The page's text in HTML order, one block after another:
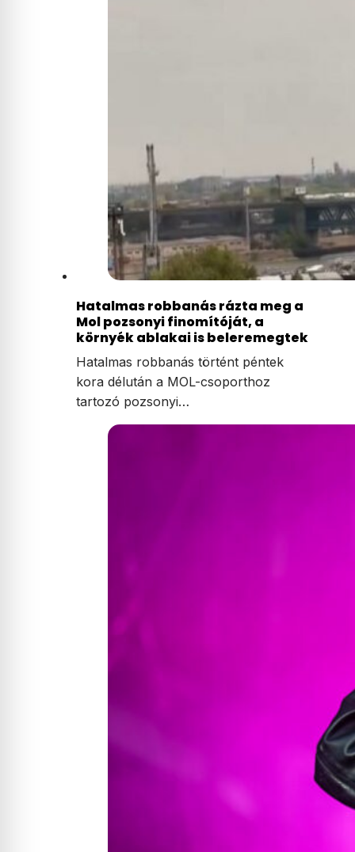
Hatalmas robbanás rázta meg a
Mol pozsonyi finomítóját, a
környék ablakai is beleremegtek
Hatalmas robbanás történt péntek
kora délután a MOL-csoporthoz
tartozó pozsonyi…